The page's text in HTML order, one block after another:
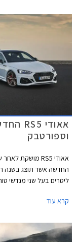
וספורטבק
בתוך חלל ה- V את צמד מגדשי הטורבו, המייצרים לחץ גדישה של 1.5 באר.
קרא עוד